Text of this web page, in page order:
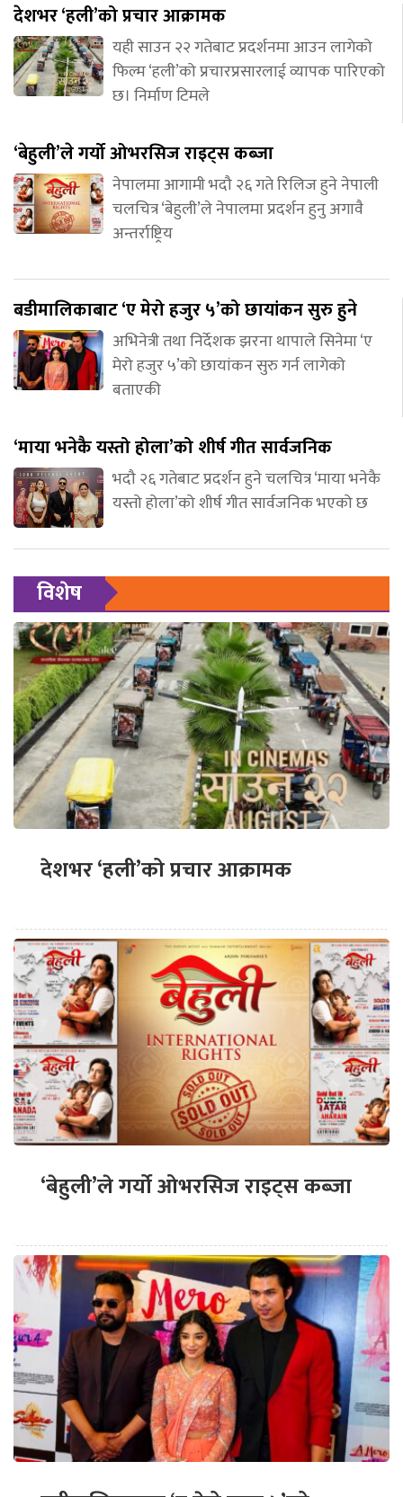
देशभर ‘हली’को प्रचार आक्रामक
यही साउन २२ गतेबाट प्रदर्शनमा आउन लागेको
फिल्म ‘हली’को प्रचारप्रसारलाई व्यापक पारिएको
छ। निर्माण टिमले
‘बेहुली’ले गर्यो ओभरसिज राइट्स कब्जा
नेपालमा आगामी भदौ २६ गते रिलिज हुने नेपाली
चलचित्र ‘बेहुली’ले नेपालमा प्रदर्शन हुनु अगावै
अन्तर्राष्ट्रिय
बडीमालिकाबाट ‘ए मेरो हजुर ५’को छायांकन सुरु हुने
अभिनेत्री तथा निर्देशक झरना थापाले सिनेमा ‘ए
मेरो हजुर ५’को छायांकन सुरु गर्न लागेको
बताएकी
‘माया भनेकै यस्तो होला’को शीर्ष गीत सार्वजनिक
भदौ २६ गतेबाट प्रदर्शन हुने चलचित्र ‘माया भनेकै
यस्तो होला’को शीर्ष गीत सार्वजनिक भएको छ
विशेष
देशभर ‘हली’को प्रचार आक्रामक
‘बेहुली’ले गर्यो ओभरसिज राइट्स कब्जा